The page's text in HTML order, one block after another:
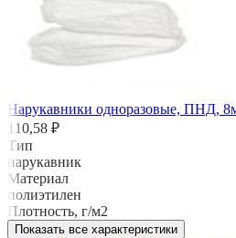
Нарукавники одноразовые, ПНД,
110,58 ₽
Тип
нарукавник
Материал
полиэтилен
Плотность, г/м2
Показать все характеристики